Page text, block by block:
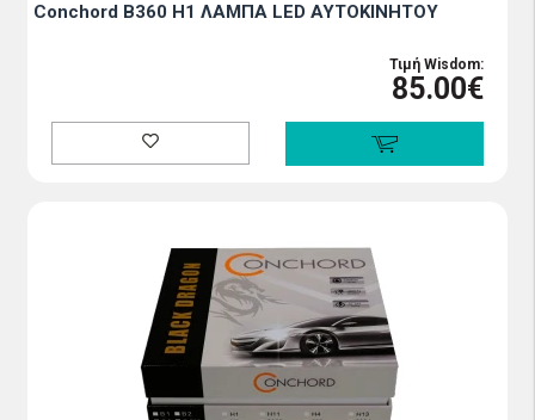
Conchord B360 H1 ΛΑΜΠΑ LED ΑΥΤΟΚΙΝΗΤΟΥ
Τιμή Wisdom:
85.00€